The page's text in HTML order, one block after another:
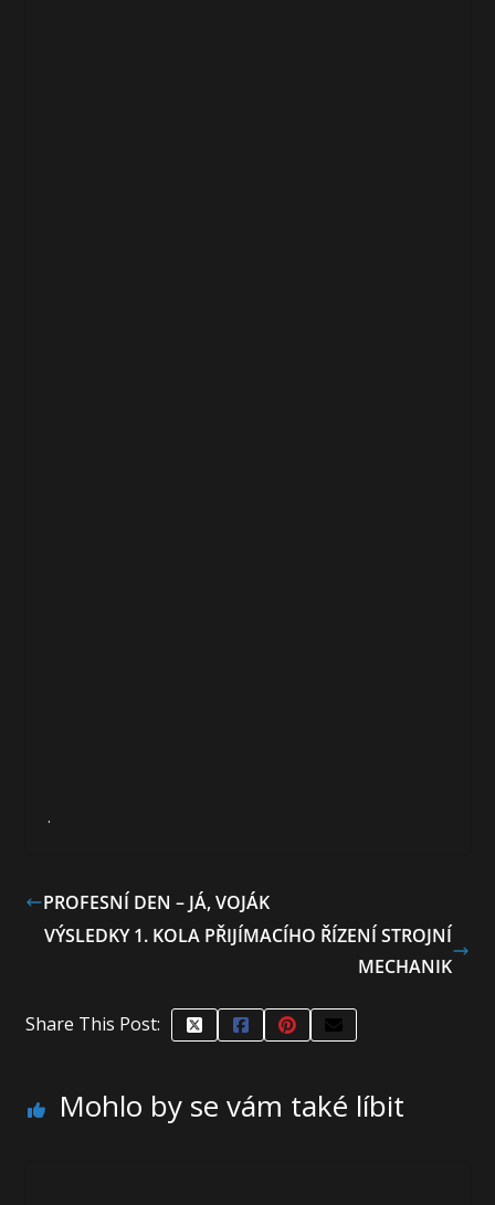
.
PROFESNÍ DEN – JÁ, VOJÁK
VÝSLEDKY 1. KOLA PŘIJÍMACÍHO ŘÍZENÍ STROJNÍ
MECHANIK
Share This Post:
Mohlo by se vám také líbit